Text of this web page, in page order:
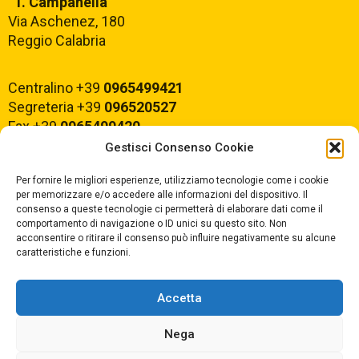
Gestisci Consenso Cookie
Per fornire le migliori esperienze, utilizziamo tecnologie come i cookie
per memorizzare e/o accedere alle informazioni del dispositivo. Il
consenso a queste tecnologie ci permetterà di elaborare dati come il
comportamento di navigazione o ID unici su questo sito. Non
acconsentire o ritirare il consenso può influire negativamente su alcune
caratteristiche e funzioni.
Accetta
Nega
Via Aschenez, 180
Reggio Calabria
Centralino +39 0965499421
Segreteria +39 096520527
Fax +390965499420
E-mail: rcvc010005@istruzione.it
PEC:rcvc010005@pec.istruzione.it
ORARIO DI APERTURA
Dal lunedì al Venerdì
dalle ore 07,00 alle ore 18,30